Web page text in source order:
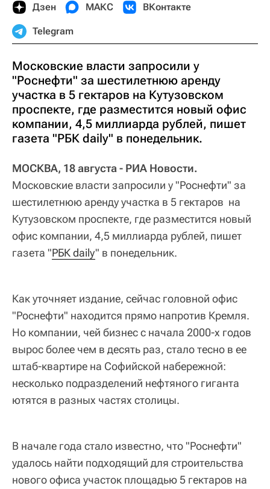
Дзен МАКС ВКонтакте
Telegram
Московские власти запросили у
"Роснефти" за шестилетнюю аренду
участка в 5 гектаров на Кутузовском
проспекте, где разместится новый офис
компании, 4,5 миллиарда рублей, пишет
газета "РБК daily" в понедельник.
МОСКВА, 18 августа - РИА Новости.
Московские власти запросили у "Роснефти" за
шестилетнюю аренду участка в 5 гектаров на
Кутузовском проспекте, где разместится новый
офис компании, 4,5 миллиарда рублей, пишет
газета "РБК daily" в понедельник.
Как уточняет издание, сейчас головной офис
"Роснефти" находится прямо напротив Кремля.
Но компании, чей бизнес с начала 2000-х годов
вырос более чем в десять раз, стало тесно в ее
штаб-квартире на Софийской набережной:
несколько подразделений нефтяного гиганта
ютятся в разных частях столицы.
В начале года стало известно, что "Роснефти"
удалось найти подходящий для строительства
нового офиса участок площадью 5 гектаров на